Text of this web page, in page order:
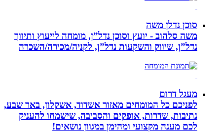
סוכן נדלן משה
משה סלהוב - יועץ וסוכן נדל”ן, מומחה לייעוץ ותיווך
נדל”ן, שיווק והשקעות נדל”ן, לקניה/מכירה/השכרה
מעגל דרום
לפניכם כל המומחים מאזור אשדוד, אשקלון, באר שבע,
נתיבות, שדרות, אופקים והסביבה, שישמחו להעניק
לכם מענה מקצועי ומהימן במגוון נושאים!